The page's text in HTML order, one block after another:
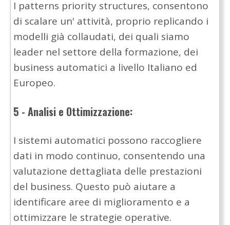
I patterns priority structures, consentono
di scalare un' attività, proprio replicando i
modelli già collaudati, dei quali siamo
leader nel settore della formazione, dei
business automatici a livello Italiano ed
Europeo.
5 - Analisi e Ottimizzazione:
I sistemi automatici possono raccogliere
dati in modo continuo, consentendo una
valutazione dettagliata delle prestazioni
del business. Questo può aiutare a
identificare aree di miglioramento e a
ottimizzare le strategie operative.